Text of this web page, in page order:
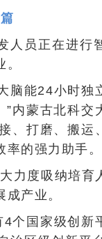
人员正在进行
脑能24小时独
”内蒙古北科交
、打磨、搬运
的强力助手。
力度吸纳培育
产业。
个国家级创新